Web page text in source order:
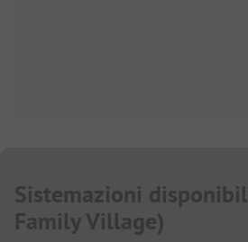
Sistemazioni
Family Village)